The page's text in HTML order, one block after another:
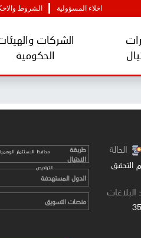
اخلاء المسؤولية الشروط
الشركات
الحكومية
الحالة
التحقق
35
طريقة
الاحتيال
محافظ الاستثمار
التراخيص
الدول المستهدفة
منصات التسويق